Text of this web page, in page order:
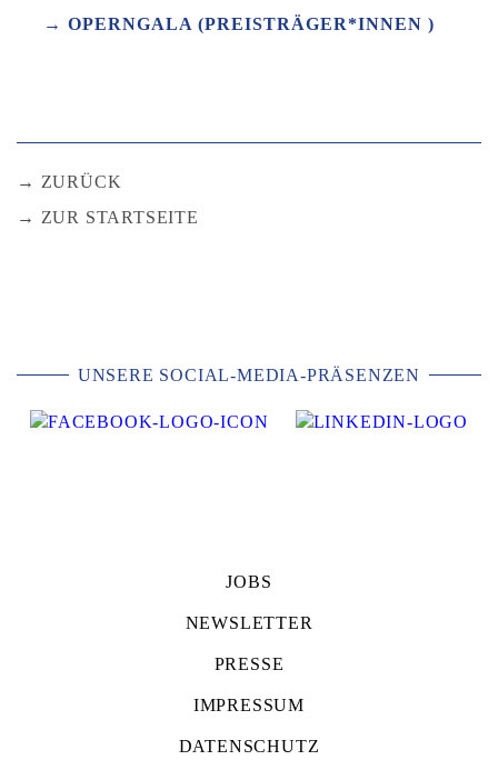
OPERNGALA (PREISTRÄGER*INNEN )
ZURÜCK
ZUR STARTSEITE
UNSERE SOCIAL-MEDIA-PRÄSENZEN
JOBS
NEWSLETTER
PRESSE
IMPRESSUM
DATENSCHUTZ